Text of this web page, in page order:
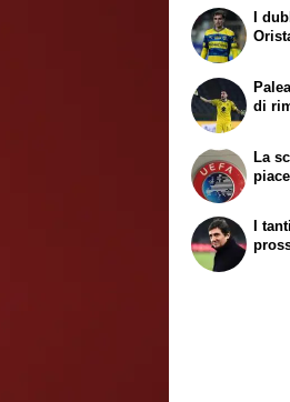
I
di
La
I